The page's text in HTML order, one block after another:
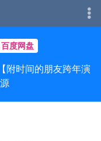
百度网盘
附时间的朋友跨年演